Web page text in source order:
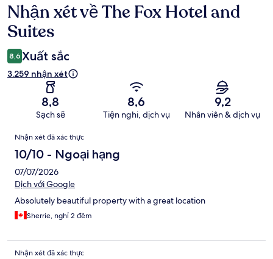
Nhận
xét
Nhận xét về The Fox Hotel and
Suites
8,6 Xuất sắc
3.259 nhận xét
8,8
Sạch sẽ
8,6
Tiện nghi, dịch vụ
9,2
Nhân viên & dịch vụ
Nhận
xét
Nhận xét đã xác thực
10/10 - Ngoại hạng
07/07/2026
Dịch với Google
Absolutely beautiful property with a great location
Sherrie, nghỉ 2 đêm
Nhận xét đã xác thực